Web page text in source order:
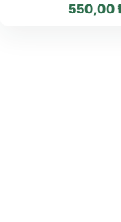
550,00